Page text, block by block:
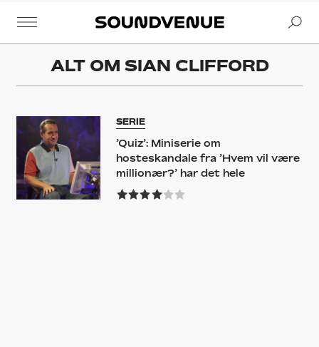
Soundvenue
ALT OM SIAN CLIFFORD
SERIE
’Quiz’: Miniserie om
hosteskandale fra ’Hvem vil være
millionær?’ har det hele